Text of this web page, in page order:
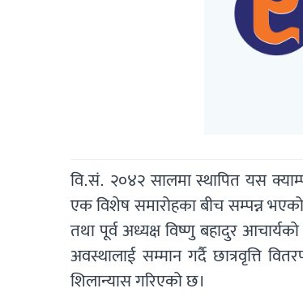
वि.सं. २०४२ सालमा स्थापित यस
एक विशेष समारोहका बीच सम्पन्न
तथा पूर्व अध्यक्ष विष्णु बहादुर
अवस्थालाई सम्मान गर्दै छात्रवृत्ति
शिलान्यास गरिएको छ।